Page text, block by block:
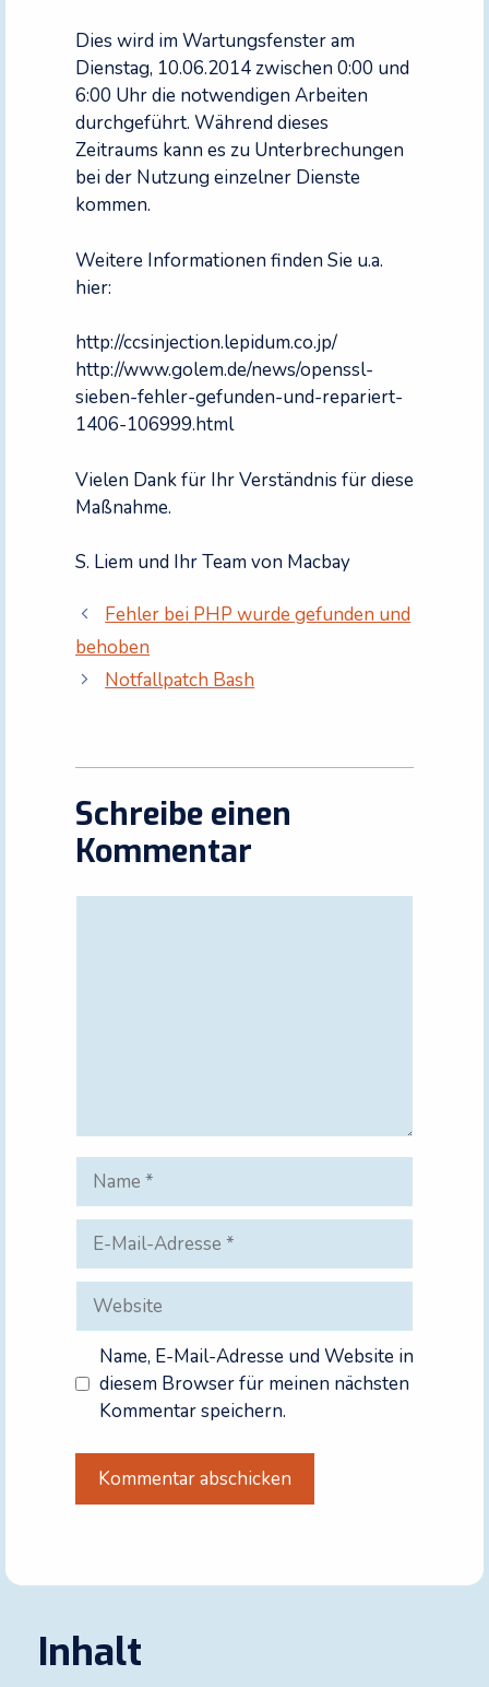
Dies wird im Wartungsfenster am
Dienstag, 10.06.2014 zwischen 0:00 und
6:00 Uhr die notwendigen Arbeiten
durchgeführt. Während dieses
Zeitraums kann es zu Unterbrechungen
bei der Nutzung einzelner Dienste
kommen.
Weitere Informationen finden Sie u.a.
hier:
http://ccsinjection.lepidum.co.jp/
http://www.golem.de/news/openssl-
sieben-fehler-gefunden-und-repariert-
1406-106999.html
Vielen Dank für Ihr Verständnis für diese
Maßnahme.
S. Liem und Ihr Team von Macbay
Fehler bei PHP wurde gefunden und
behoben
Notfallpatch Bash
Schreibe einen
Kommentar
Name
Mail-
Adresse
Website
Name, E-Mail-Adresse und Website in
diesem Browser für meinen nächsten
Kommentar speichern.
Inhalt